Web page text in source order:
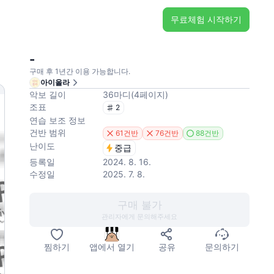
무료체험 시작하기
-
구매 후 1년간 이용 가능합니다.
아이올라
악보 길이 36마디(4페이지)
조표
2
연습 보조 정보
건반 범위
61건반 76건반 88건반
난이도
중급
등록일
2024. 8. 16.
수정일
2025. 7. 8.
구매 불가
관리자에게 문의해주세요
찜하기 앱에서 열기 공유 문의하기